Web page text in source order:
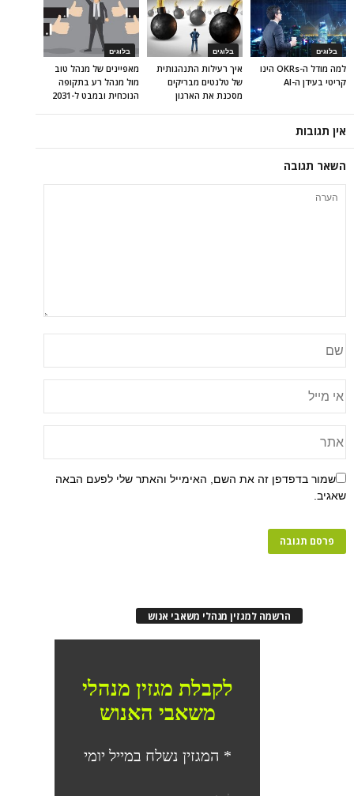
בלוגים
מאפיינים של מנהל טוב
מול מנהל רע בתקופה
הנוכחית ובמבט ל-2031
בלוגים
איך רעילות התנהגותית
של טלנטים מבריקים
מסכנת את הארגון
בלוגים
למה מודל ה-OKRs הינו
קריטי בעידן ה-AI
אין תגובות
השאר תגובה
שמור בדפדפן זה את השם, האימייל והאתר שלי לפעם הבאה
שאגיב.
הרשמה למגזין מנהלי משאבי אנוש